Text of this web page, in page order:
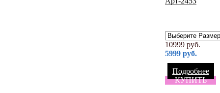
10999 руб.
5999 руб.
Подробнее
КУПИТЬ